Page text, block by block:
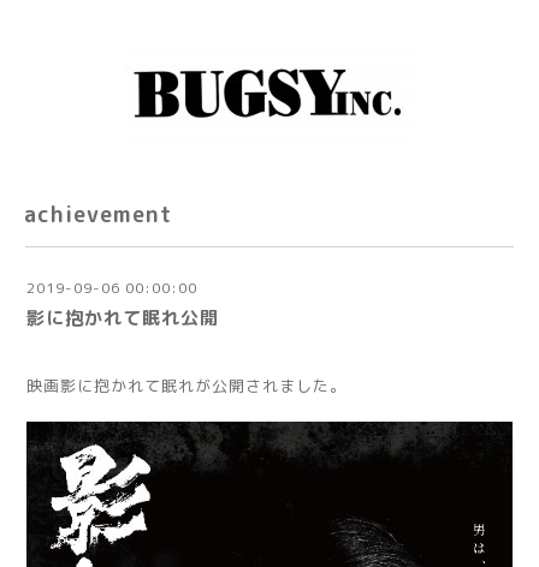
achievement
2019-09-06 00:00:00
影に抱かれて眠れ公開
映画影に抱かれて眠れが公開されました。